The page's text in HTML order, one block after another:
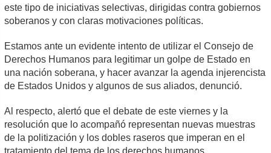
este tipo de iniciativas selectivas, dirigidas contra gobiernos
soberanos y con claras motivaciones políticas.
Estamos ante un evidente intento de utilizar el Consejo de
Derechos Humanos para legitimar un golpe de Estado en
una nación soberana, y hacer avanzar la agenda injerencista
de Estados Unidos y algunos de sus aliados, denunció.
Al respecto, alertó que el debate de este viernes y la
resolución que lo acompañó representan nuevas muestras
de la politización y los dobles raseros que imperan en el
tratamiento del tema de los derechos humanos.